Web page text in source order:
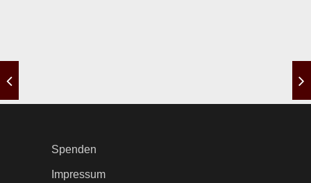
Spenden
Impressum